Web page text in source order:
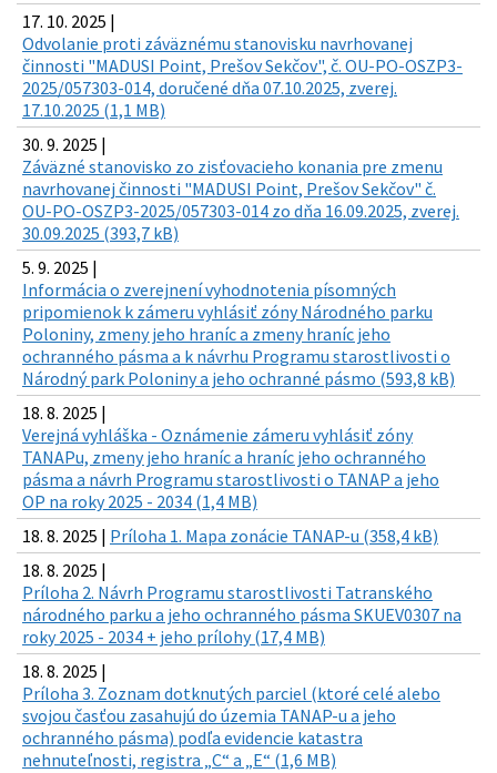
17. 10. 2025 |
Odvolanie proti záväznému stanovisku navrhovanej
činnosti "MADUSI Point, Prešov Sekčov", č. OU-PO-OSZP3-
2025/057303-014, doručené dňa 07.10.2025, zverej.
17.10.2025 (1,1 MB)
30. 9. 2025 |
Záväzné stanovisko zo zisťovacieho konania pre zmenu
navrhovanej činnosti "MADUSI Point, Prešov Sekčov" č.
OU-PO-OSZP3-2025/057303-014 zo dňa 16.09.2025, zverej.
30.09.2025 (393,7 kB)
5. 9. 2025 |
Informácia o zverejnení vyhodnotenia písomných
pripomienok k zámeru vyhlásiť zóny Národného parku
Poloniny, zmeny jeho hraníc a zmeny hraníc jeho
ochranného pásma a k návrhu Programu starostlivosti o
Národný park Poloniny a jeho ochranné pásmo (593,8 kB)
18. 8. 2025 |
Verejná vyhláška - Oznámenie zámeru vyhlásiť zóny
TANAPu, zmeny jeho hraníc a hraníc jeho ochranného
pásma a návrh Programu starostlivosti o TANAP a jeho
OP na roky 2025 - 2034 (1,4 MB)
18. 8. 2025 | Príloha 1. Mapa zonácie TANAP-u (358,4 kB)
18. 8. 2025 |
Príloha 2. Návrh Programu starostlivosti Tatranského
národného parku a jeho ochranného pásma SKUEV0307 na
roky 2025 - 2034 + jeho prílohy (17,4 MB)
18. 8. 2025 |
Príloha 3. Zoznam dotknutých parciel (ktoré celé alebo
svojou časťou zasahujú do územia TANAP-u a jeho
ochranného pásma) podľa evidencie katastra
nehnuteľnosti, registra „C“ a „E“ (1,6 MB)